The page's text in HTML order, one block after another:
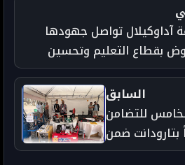
آداوكيلال تواصل جهودها
بقطاع التعليم وتحسين
النقل المدرسي
السابق
للتضامن
بتارودانت ضمن
الاقتصادي..